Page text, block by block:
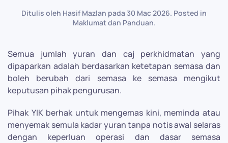
Ditulis oleh Hasif Mazlan pada 30 Mac 2026. Posted in
Maklumat dan Panduan.
Semua jumlah yuran dan caj perkhidmatan yang
dipaparkan adalah berdasarkan ketetapan semasa dan
boleh berubah dari semasa ke semasa mengikut
keputusan pihak pengurusan.
Pihak YIK berhak untuk mengemas kini, meminda atau
menyemak semula kadar yuran tanpa notis awal selaras
dengan keperluan operasi dan dasar semasa